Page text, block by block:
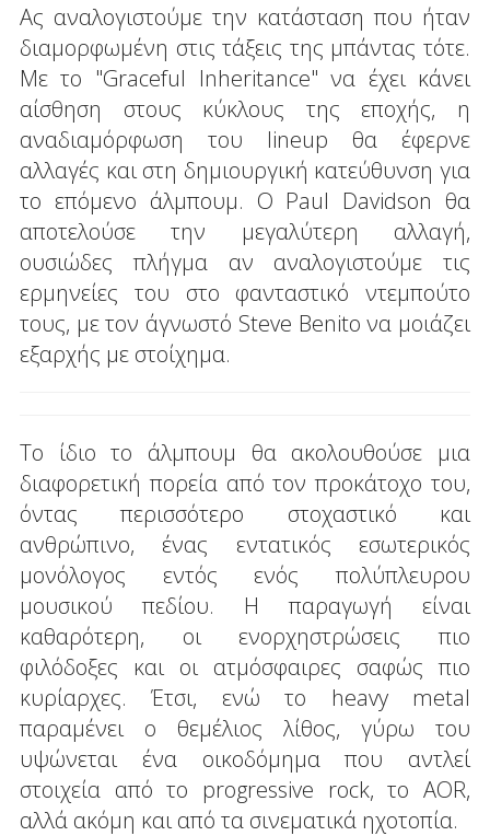
Ας αναλογιστούμε την κατάσταση που ήταν
διαμορφωμένη στις τάξεις της μπάντας τότε.
Με το "Graceful Inheritance" να έχει κάνει
αίσθηση στους κύκλους της εποχής, η
αναδιαμόρφωση του lineup θα έφερνε
αλλαγές και στη δημιουργική κατεύθυνση για
το επόμενο άλμπουμ. Ο Paul Davidson θα
αποτελούσε την μεγαλύτερη αλλαγή,
ουσιώδες πλήγμα αν αναλογιστούμε τις
ερμηνείες του στο φανταστικό ντεμπούτο
τους, με τον άγνωστό Steve Benito να μοιάζει
εξαρχής με στοίχημα.
Το ίδιο το άλμπουμ θα ακολουθούσε μια
διαφορετική πορεία από τον προκάτοχο του,
όντας περισσότερο στοχαστικό και
ανθρώπινο, ένας εντατικός εσωτερικός
μονόλογος εντός ενός πολύπλευρου
μουσικού πεδίου. Η παραγωγή είναι
καθαρότερη, οι ενορχηστρώσεις πιο
φιλόδοξες και οι ατμόσφαιρες σαφώς πιο
κυρίαρχες. Έτσι, ενώ το heavy metal
παραμένει ο θεμέλιος λίθος, γύρω του
υψώνεται ένα οικοδόμημα που αντλεί
στοιχεία από το progressive rock, το AOR,
αλλά ακόμη και από τα σινεματικά ηχοτοπία.